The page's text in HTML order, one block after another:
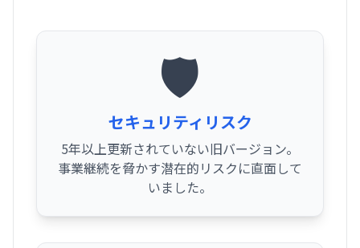
🛡️
セキュリティリスク
5年以上更新されていない旧バージョン。
事業継続を脅かす潜在的リスクに直面して
いました。